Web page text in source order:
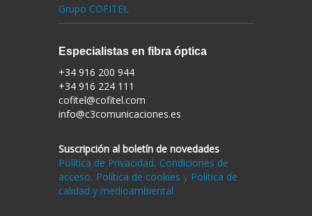
Grupo COFITEL
Especialistas en fibra óptica
+34 916 200 944
+34 916 224 111
cofitel@cofitel.com
info@c3comunicaciones.es
Suscripción al boletín de novedades
Política de Privacidad, Condiciones de
acceso, Política de cookies y Política de
calidad y medioambiental